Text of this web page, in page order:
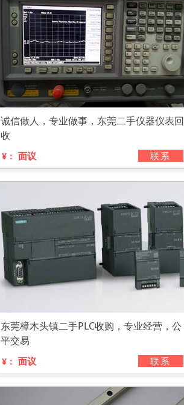
诚信做人，专业做事，东莞二手仪器仪表回
收
¥： 面议 联系
东莞樟木头镇二手PLC收购，专业经营，公
平交易
¥： 面议 联系